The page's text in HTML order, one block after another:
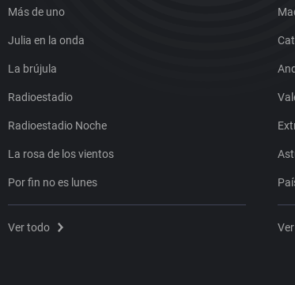
Más de uno
Julia en la onda
La brújula
Radioestadio
Radioestadio Noche
La rosa de los vientos
Por fin no es lunes
Ver todo